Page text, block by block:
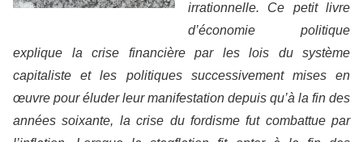
irrationnelle. Ce petit livre
d’économie politique
explique la crise financière par les lois du système
capitaliste et les politiques successivement mises en
œuvre pour éluder leur manifestation depuis qu’à la fin des
années soixante, la crise du fordisme fut combattue par